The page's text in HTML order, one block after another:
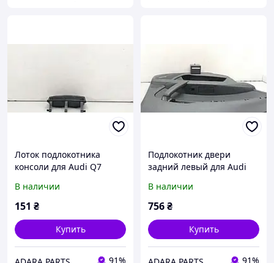
Лоток подлокотника
консоли для Audi Q7
(4L08633014PK)
В наличии
151 ₴
Купить
91%
Подлокотник двери
задний левый для Audi
(4L086737324A)
В наличии
756₴
Купить
91%